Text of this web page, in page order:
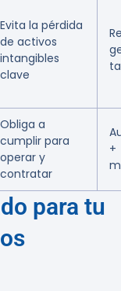
Evita la pérdida
de activos
intangibles
clave
Obliga a
cumplir para
operar y
contratar
+
para tu